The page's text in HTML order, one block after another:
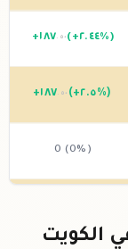
+١٨٧ .٥٠ (+٢.٤٤%)
+١٨٧ .٥٠ (+٢.٥%)
0 (0%)